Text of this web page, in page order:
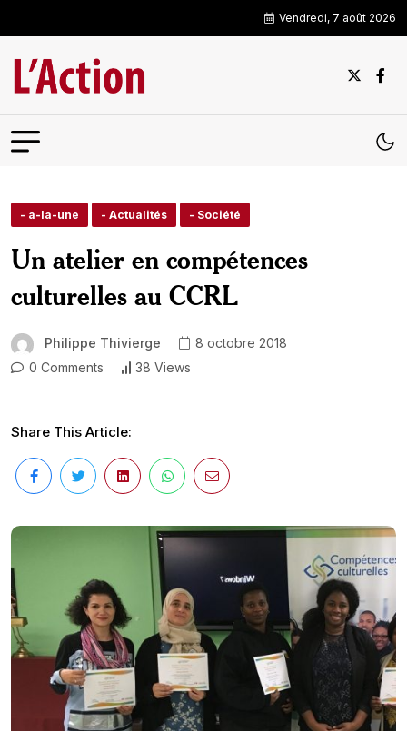
Vendredi, 7 août 2026
- a-la-une - Actualités - Société
Un atelier en compétences
culturelles au CCRL
Philippe Thivierge
8 octobre 2018
0 Comments
38 Views
Share This Article: